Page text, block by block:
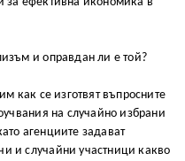
и оправдан ли е той?
как се изготвят въпросните
на случайно избрани
агенциите задават
и случайни участници какво